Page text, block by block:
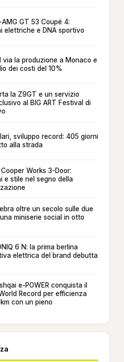
GT 53 Coupé 4:
elettriche e DNA sportivo
via la produzione a Monaco e
dei costi del 10%
la Z9GT e un servizio
al BIG ART Festival di
sviluppo record: 405 giorni
alla strada
Works 3-Door:
e stile nel segno della
oltre un secolo sulle due
miniserie social in otto
6 N: la prima berlina
elettrica del brand debutta
e-POWER conquista il
Record per efficienza
con un pieno